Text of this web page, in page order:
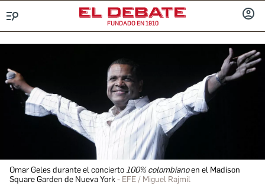
FUNDADO EN 1910
Omar Geles durante el concierto100% colombianoen el Madison
Square Garden de Nueva York
EFE / Miguel Rajmil